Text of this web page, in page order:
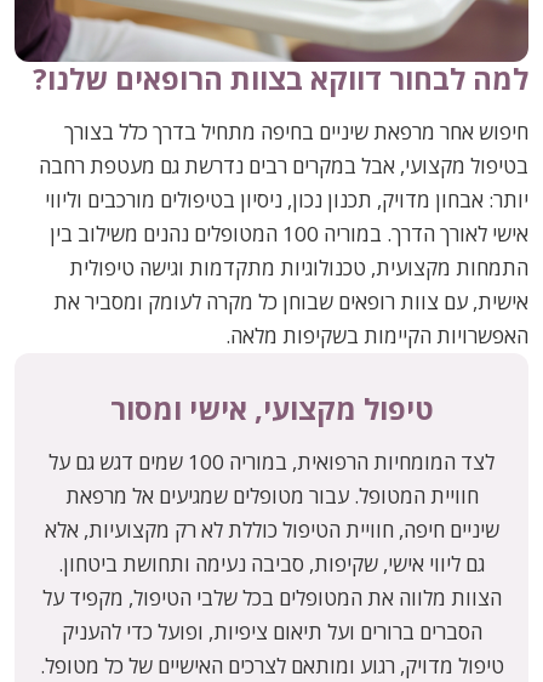
למה לבחור דווקא בצוות הרופאים שלנו?
חיפוש אחר מרפאת שיניים בחיפה מתחיל בדרך כלל בצורך
בטיפול מקצועי, אבל במקרים רבים נדרשת גם מעטפת רחבה
יותר: אבחון מדויק, תכנון נכון, ניסיון בטיפולים מורכבים וליווי
אישי לאורך הדרך. במוריה 100 המטופלים נהנים משילוב בין
התמחות מקצועית, טכנולוגיות מתקדמות וגישה טיפולית
אישית, עם צוות רופאים שבוחן כל מקרה לעומק ומסביר את
האפשרויות הקיימות בשקיפות מלאה.
טיפול מקצועי, אישי ומסור
לצד המומחיות הרפואית, במוריה 100 שמים דגש גם על
חוויית המטופל. עבור מטופלים שמגיעים אל מרפאת
שיניים חיפה, חוויית הטיפול כוללת לא רק מקצועיות, אלא
גם ליווי אישי, שקיפות, סביבה נעימה ותחושת ביטחון.
הצוות מלווה את המטופלים בכל שלבי הטיפול, מקפיד על
הסברים ברורים ועל תיאום ציפיות, ופועל כדי להעניק
טיפול מדויק, רגוע ומותאם לצרכים האישיים של כל מטופל.